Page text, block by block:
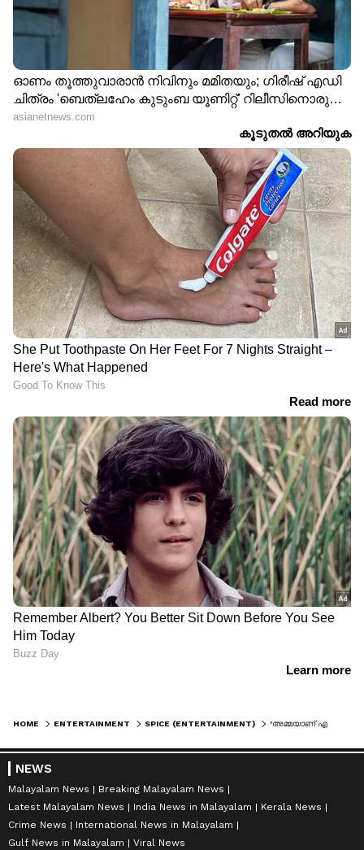
HOME ENTERTAINMENT SPICE (ENTERTAINMENT)
NEWS
Malayalam News
Breaking Malayalam News
Latest Malayalam News
India News in Malayalam
Kerala News
Crime News
International News in Malayalam
Gulf News in Malayalam
Viral News